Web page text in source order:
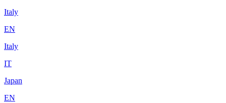
Italy
EN
Italy
IT
Japan
EN